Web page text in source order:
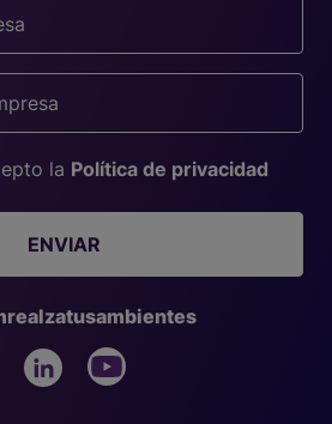
la Política de privacidad
ENVIAR